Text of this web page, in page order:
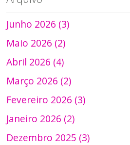
Junho 2026 (3)
Maio 2026 (2)
Abril 2026 (4)
Março 2026 (2)
Fevereiro 2026 (3)
Janeiro 2026 (2)
Dezembro 2025 (3)